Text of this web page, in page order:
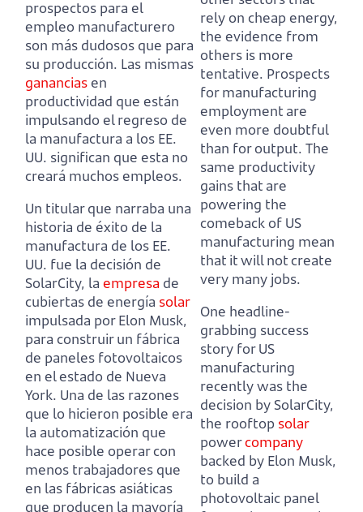
prospectos para el
empleo manufacturero
son más dudosos que para
su producción. Las mismas
gananciasen
productividad que están
impulsando el regreso de
la manufactura a los EE.
UU. significan que esta no
creará muchos empleos.
Un titular que narraba una
historia de éxito de la
manufactura de los EE.
UU. fue la decisión de
SolarCity, la empresa de
cubiertas de energía solar
impulsada por Elon Musk,
para construir un fábrica
de paneles fotovoltaicos
en el estado de Nueva
York. Una de las razones
que lo hicieron posible era
la automatización que
hace posible operar con
menos trabajadores que
en las fábricas asiáticas
que producen la mayoría
rely on cheap energy,
the evidence from
others is more
tentative. Prospects
for manufacturing
employment are
even more doubtful
than for output. The
same productivity
gains that are
powering the
comeback of US
manufacturing mean
that it will not create
very many jobs.
One headline-
grabbing success
story for US
manufacturing
recently was the
decision by SolarCity,
the rooftop solar
powercompany
backed by Elon Musk,
to build a
photovoltaic panel